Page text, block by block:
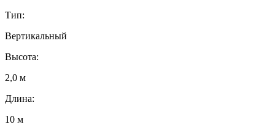
Тип:
Вертикальный
Высота:
2,0 м
Длина:
10 м